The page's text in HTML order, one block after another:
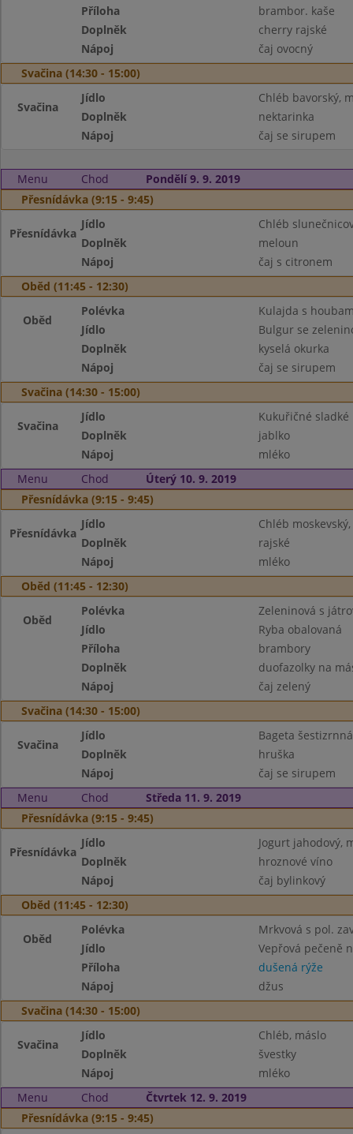
Příloha
brambor. kaše
Doplněk
cherry rajské
Nápoj
čaj ovocný
Svačina (14:30 - 15:00)
Svačina
Jídlo
Chléb bavorský,
Doplněk
nektarinka
Nápoj
čaj se sirupem
Menu Chod
Pondělí 9. 9. 2019
Přesnídávka (9:15 - 9:45)
Přesnídávka
Jídlo
Chléb
Doplněk
meloun
Nápoj
čaj s citronem
Oběd (11:45 - 12:30)
Oběd
Polévka
Kulajda s
Jídlo
Bulgur se
Doplněk
kyselá okurka
Nápoj
čaj se sirupem
Svačina (14:30 - 15:00)
Svačina
Jídlo
Kukuřičné sladké
Doplněk
jablko
Nápoj
mléko
Menu
Chod
Úterý 10. 9. 2019
Přesnídávka (9:15 - 9:45)
Přesnídávka
Jídlo
Chléb
Doplněk
rajské
Nápoj
mléko
Oběd (11:45 - 12:30)
Oběd
Polévka
Zeleninová s
Jídlo
Ryba obalovaná
Příloha
brambory
Doplněk
duofazolky na
Nápoj
čaj zelený
Svačina (14:30 - 15:00)
Svačina
Jídlo
Bageta
Doplněk
hruška
Nápoj
čaj se sirupem
Menu
Chod
Středa 11. 9. 2019
Přesnídávka (9:15 - 9:45)
Přesnídávka
Jídlo
Jogurt jahodový,
Doplněk
hroznové víno
Nápoj
čaj bylinkový
Oběd (11:45 - 12:30)
Oběd
Polévka
Mrkvová s pol.
Jídlo
Vepřová pečeně
Příloha
dušená rýže
Nápoj
džus
Svačina (14:30 - 15:00)
Svačina
Jídlo
Chléb, máslo
Doplněk
švestky
Nápoj
mléko
Menu
Chod
Čtvrtek 12. 9. 2019
Přesnídávka (9:15 - 9:45)